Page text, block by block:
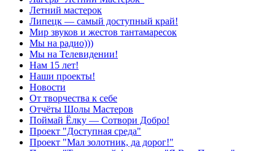
Летний мастерок
Липецк — самый доступный край!
Мир звуков и жестов тантамаресок
Мы на радио)))
Мы на Телевидении!
Нам 15 лет!
Наши проекты!
Новости
От творчества к себе
Отчёты Шолы Мастеров
Поймай Ёлку — Сотвори Добро!
Проект "Доступная среда"
Проект "Мал золотник, да дорог!"